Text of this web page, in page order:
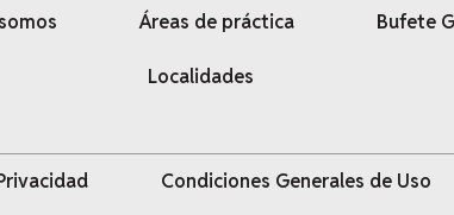
Áreas de práctica Bufete
Localidades
Condiciones Generales de Uso